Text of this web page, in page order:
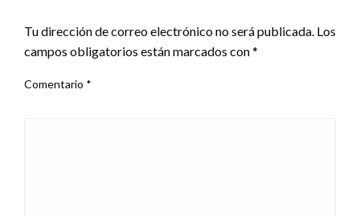
Tu dirección de correo electrónico no será publicada. Los
campos obligatorios están marcados con*
Comentario *